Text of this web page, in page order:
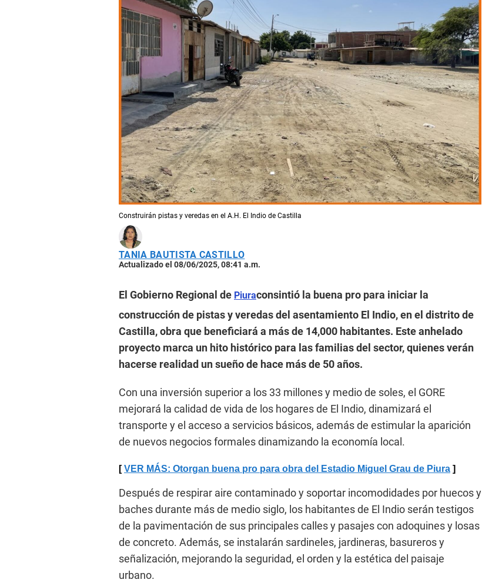
Construirán pistas y veredas en el A.H. El Indio de Castilla
TANIA BAUTISTA CASTILLO
Actualizado el 08/06/2025, 08:41 a.m.
El Gobierno Regional de Piuraconsintió la buena pro para iniciar la
construcción de pistas y veredas del asentamiento El Indio, en el distrito de
Castilla, obra que beneficiará a más de 14,000 habitantes. Este anhelado
proyecto marca un hito histórico para las familias del sector, quienes verán
hacerse realidad un sueño de hace más de 50 años.
Con una inversión superior a los 33 millones y medio de soles, el GORE
mejorará la calidad de vida de los hogares de El Indio, dinamizará el
transporte y el acceso a servicios básicos, además de estimular la aparición
de nuevos negocios formales dinamizando la economía local.
VER MÁS: Otorgan buena pro para obra del Estadio Miguel Grau de Piura
Después de respirar aire contaminado y soportar incomodidades por huecos y
baches durante más de medio siglo, los habitantes de El Indio serán testigos
de la pavimentación de sus principales calles y pasajes con adoquines y losas
de concreto. Además, se instalarán sardineles, jardineras, basureros y
señalización, mejorando la seguridad, el orden y la estética del paisaje
urbano.